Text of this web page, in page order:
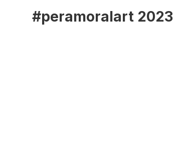
#peramoralart 2023